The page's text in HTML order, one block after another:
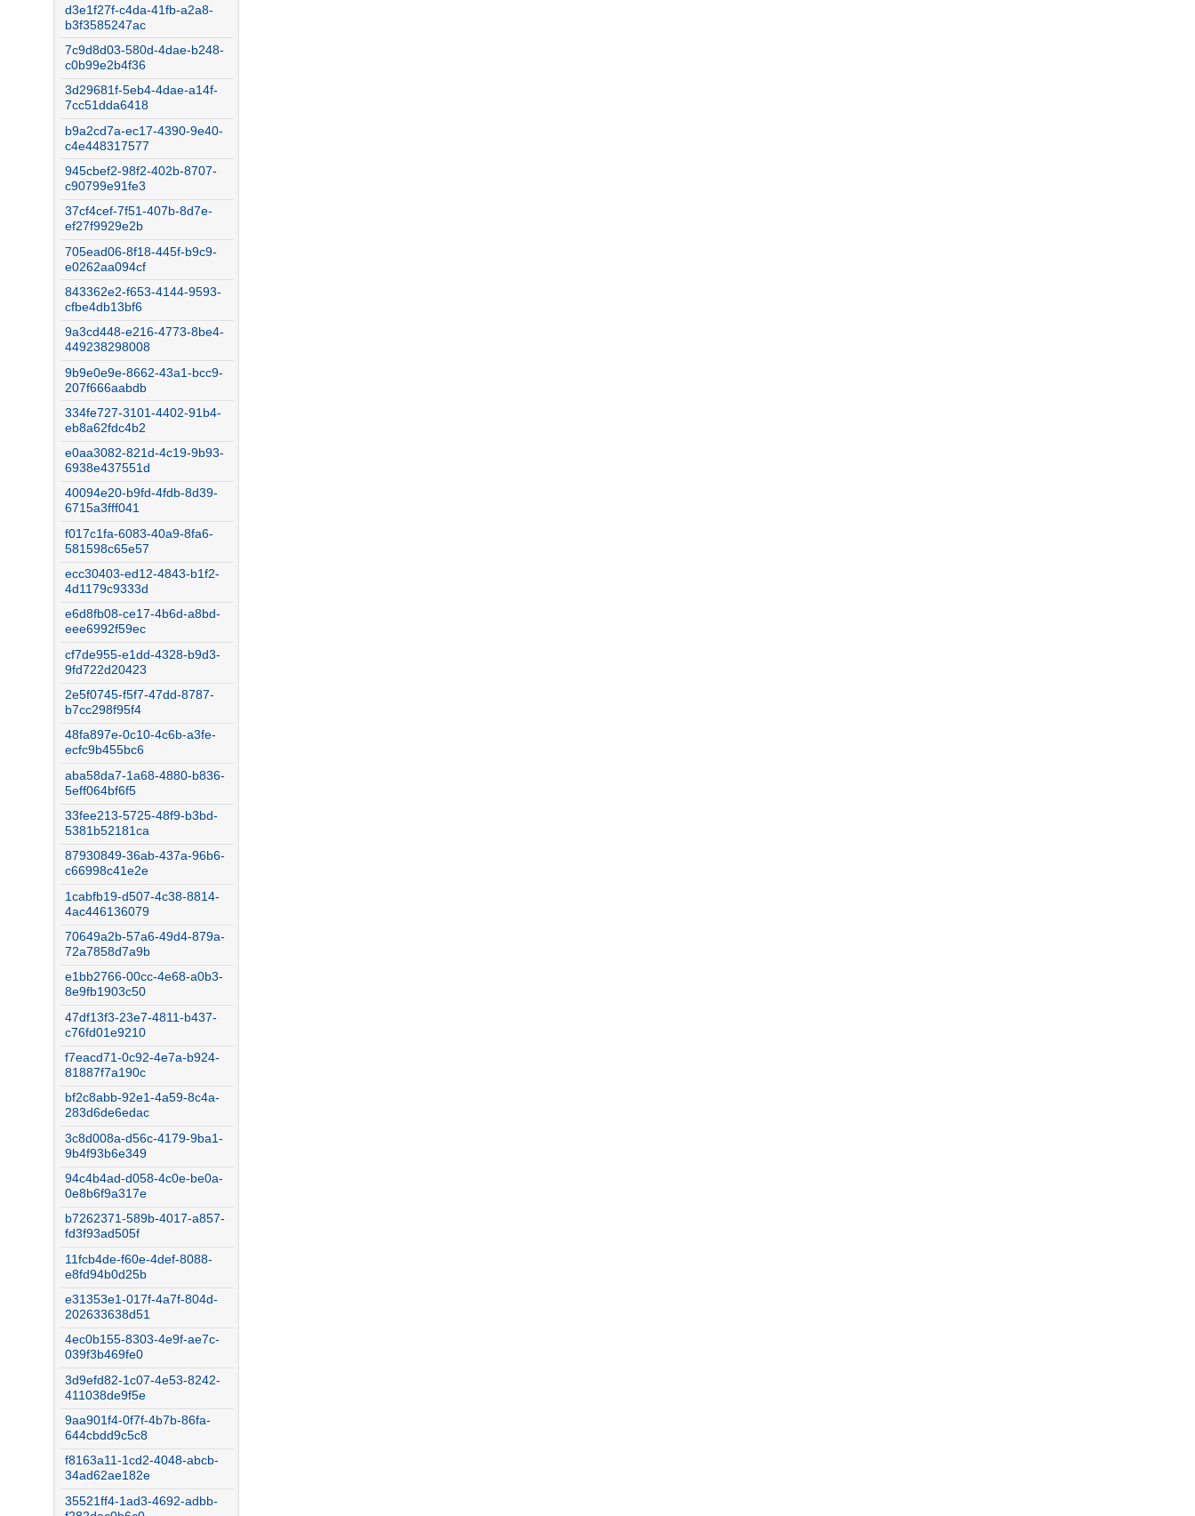
d3e1f27f-c4da-41fb-a2a8-
b3f3585247ac
7c9d8d03-580d-4dae-b248-
c0b99e2b4f36
3d29681f-5eb4-4dae-a14f-
7cc51dda6418
b9a2cd7a-ec17-4390-9e40-
c4e448317577
945cbef2-98f2-402b-8707-
c90799e91fe3
37cf4cef-7f51-407b-8d7e-
ef27f9929e2b
705ead06-8f18-445f-b9c9-
e0262aa094cf
843362e2-f653-4144-9593-
cfbe4db13bf6
9a3cd448-e216-4773-8be4-
449238298008
9b9e0e9e-8662-43a1-bcc9-
207f666aabdb
334fe727-3101-4402-91b4-
eb8a62fdc4b2
e0aa3082-821d-4c19-9b93-
6938e437551d
40094e20-b9fd-4fdb-8d39-
6715a3fff041
f017c1fa-6083-40a9-8fa6-
581598c65e57
ecc30403-ed12-4843-b1f2-
4d1179c9333d
e6d8fb08-ce17-4b6d-a8bd-
eee6992f59ec
cf7de955-e1dd-4328-b9d3-
9fd722d20423
2e5f0745-f5f7-47dd-8787-
b7cc298f95f4
48fa897e-0c10-4c6b-a3fe-
ecfc9b455bc6
aba58da7-1a68-4880-b836-
5eff064bf6f5
33fee213-5725-48f9-b3bd-
5381b52181ca
87930849-36ab-437a-96b6-
c66998c41e2e
1cabfb19-d507-4c38-8814-
4ac446136079
70649a2b-57a6-49d4-879a-
72a7858d7a9b
e1bb2766-00cc-4e68-a0b3-
8e9fb1903c50
47df13f3-23e7-4811-b437-
c76fd01e9210
f7eacd71-0c92-4e7a-b924-
81887f7a190c
bf2c8abb-92e1-4a59-8c4a-
283d6de6edac
3c8d008a-d56c-4179-9ba1-
9b4f93b6e349
94c4b4ad-d058-4c0e-be0a-
0e8b6f9a317e
b7262371-589b-4017-a857-
fd3f93ad505f
11fcb4de-f60e-4def-8088-
e8fd94b0d25b
e31353e1-017f-4a7f-804d-
202633638d51
4ec0b155-8303-4e9f-ae7c-
039f3b469fe0
3d9efd82-1c07-4e53-8242-
411038de9f5e
9aa901f4-0f7f-4b7b-86fa-
644cbdd9c5c8
f8163a11-1cd2-4048-abcb-
34ad62ae182e
35521ff4-1ad3-4692-adbb-